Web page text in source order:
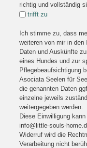
richtig und vollständig
trifft zu
Ich stimme zu, dass
weiteren von mir in den
Daten und Auskünfte
eines Hundes und zur
Pflegebeaufsichtigung
Asociata Seelen für
die genannten Daten
einzelne jeweils
weitergegeben werden.
Diese Einwilligung
info@little-souls-
Widerruf wird die
Verarbeitung nicht